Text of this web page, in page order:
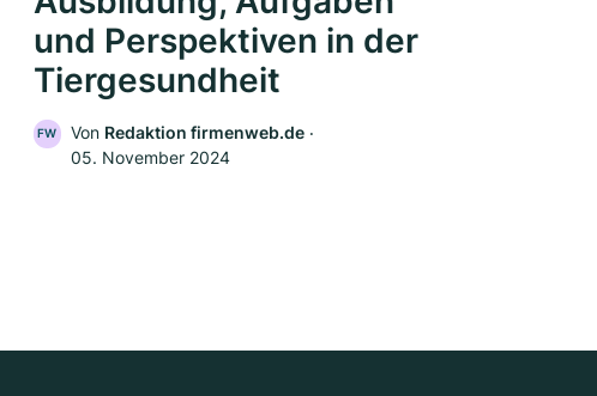
und Perspektiven in der
Tiergesundheit
FW Von Redaktion firmenweb.de‧
05. November 2024